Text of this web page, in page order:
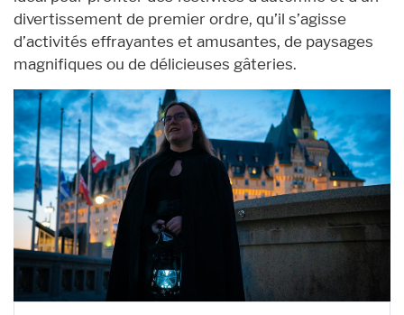
divertissement de premier ordre, qu’il s’agisse
d’activités effrayantes et amusantes, de paysages
magnifiques ou de délicieuses gâteries.